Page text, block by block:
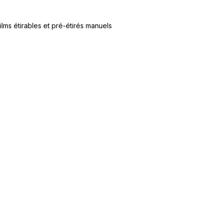
étirables et pré-étirés manuels